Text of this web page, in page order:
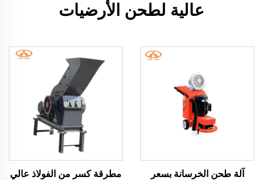
عالية لطحن الأرضيات
آلة طحن الخرسانة بسعر
مطرقة كسر من الفولاذ عالي